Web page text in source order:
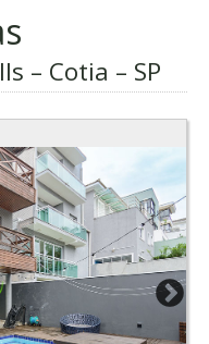
– Cotia – SP